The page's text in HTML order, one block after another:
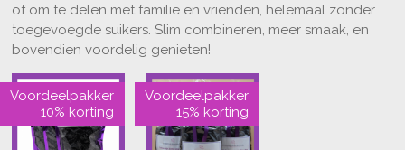
of om te delen met familie en vrienden, helemaal zonder
toegevoegde suikers. Slim combineren, meer smaak, en
bovendien voordelig genieten!
Voordeelpakker
10% korting
Voordeelpakker
15% korting